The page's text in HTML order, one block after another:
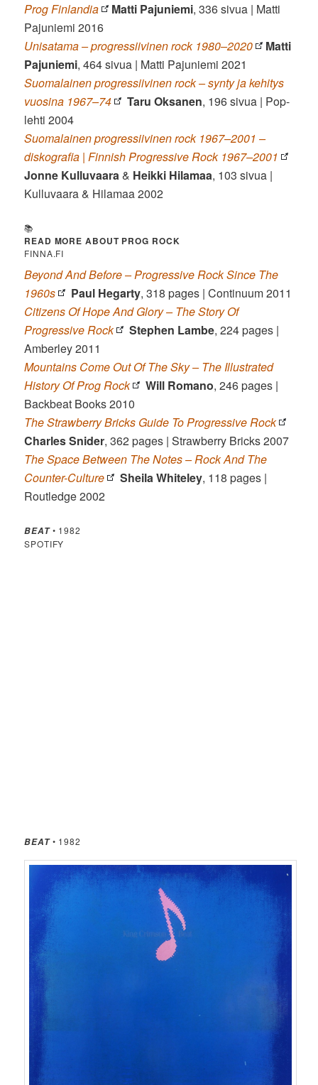
Prog Finlandia
Matti Pajuniemi, 336 sivua | Matti
Pajuniemi 2016
Unisatama – progressiivinen rock 1980–2020
Matti
Pajuniemi, 464 sivua | Matti Pajuniemi 2021
Suomalainen progressiivinen rock – synty ja kehitys
vuosina 1967–74
Taru Oksanen, 196 sivua | Pop-
lehti 2004
Suomalainen progressiivinen rock 1967–2001 –
diskografia | Finnish Progressive Rock 1967–2001
Jonne Kulluvaara& Heikki Hilamaa, 103 sivua |
Kulluvaara & Hilamaa 2002
📚
READ MORE ABOUT PROG ROCK
FINNA.FI
Beyond And Before – Progressive Rock Since The
1960s
Paul Hegarty, 318 pages | Continuum 2011
Citizens Of Hope And Glory – The Story Of
Progressive Rock
Stephen Lambe, 224 pages |
Amberley 2011
Mountains Come Out Of The Sky – The Illustrated
History Of Prog Rock
Will Romano, 246 pages |
Backbeat Books 2010
The Strawberry Bricks Guide To Progressive Rock
Charles Snider, 362 pages | Strawberry Bricks 2007
The Space Between The Notes – Rock And The
Counter-Culture
Sheila Whiteley, 118 pages |
Routledge 2002
BEAT• 1982
SPOTIFY
BEAT• 1982